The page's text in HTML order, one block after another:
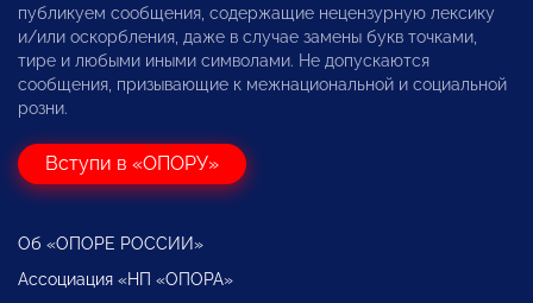
публикуем сообщения, содержащие нецензурную лексику
и/или оскорбления, даже в случае замены букв точками,
тире и любыми иными символами. Не допускаются
сообщения, призывающие к межнациональной и социальной
розни.
Вступи в «ОПОРУ»
Об «ОПОРЕ РОССИИ»
Ассоциация «НП «ОПОРА»